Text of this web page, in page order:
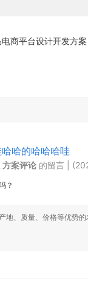
商平台设计开发方案
哈的哈哈哈哇
方案评论 的留言 |
？
地、质量、价格等优势